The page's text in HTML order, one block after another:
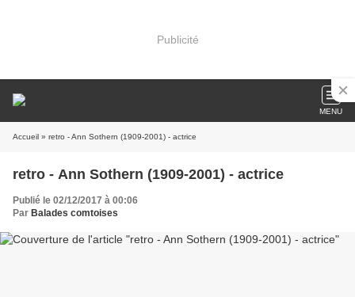
Publicité
MENU
Accueil » retro - Ann Sothern (1909-2001) - actrice
retro - Ann Sothern (1909-2001) - actrice
Publié le 02/12/2017 à 00:06
Par Balades comtoises